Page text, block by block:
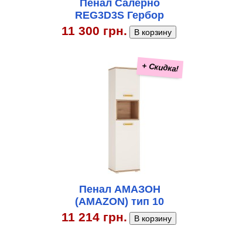
Пенал Салерно
REG3D3S Гербор
11 300 грн.
+ Скидка!
Пенал АМАЗОН
(AMAZON) тип 10
11 214 грн.